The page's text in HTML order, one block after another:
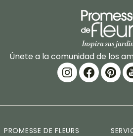
Únete a la comunidad de los
PROMESSE DE FLEURS